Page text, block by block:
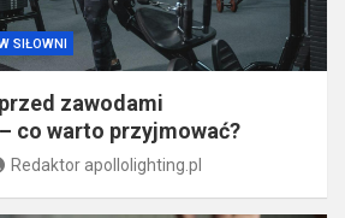
SIŁOWNI
zawodami
co warto przyjmować?
Redaktor apollolighting.pl